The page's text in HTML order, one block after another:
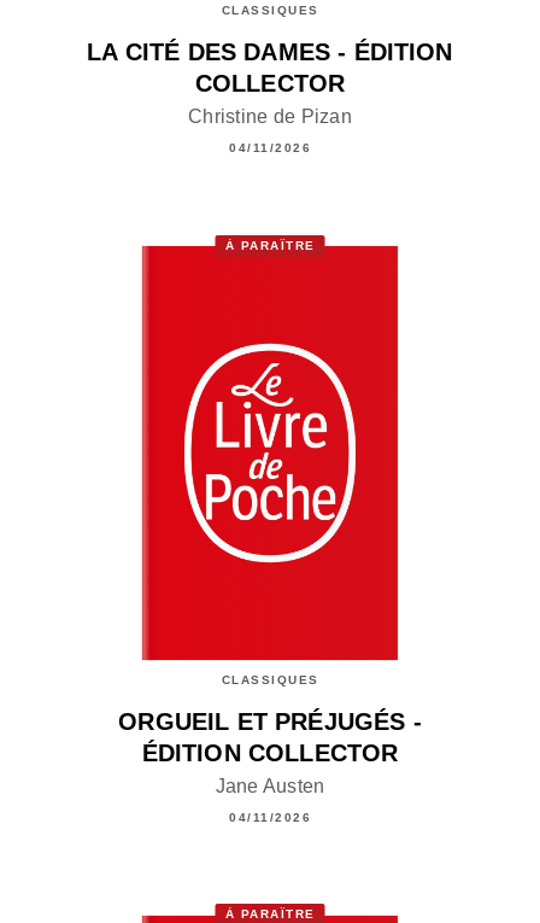
CLASSIQUES
LA CITÉ DES DAMES - ÉDITION
COLLECTOR
Christine de Pizan
04/11/2026
À PARAÎTRE
CLASSIQUES
ORGUEIL ET PRÉJUGÉS -
ÉDITION COLLECTOR
Jane Austen
04/11/2026
À PARAÎTRE